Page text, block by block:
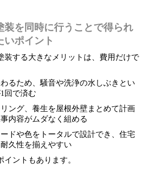
装を同時に行うことで得られ
いポイント
装する大きなメリットは、費用だけで
るため、騒音や洗浄の水しぶきとい
回で済む
ング、養生を屋根外壁まとめて計画
内容がムダなく組める
ドや色をトータルで設計でき、住宅
久性を揃えやすい
ントもあります。